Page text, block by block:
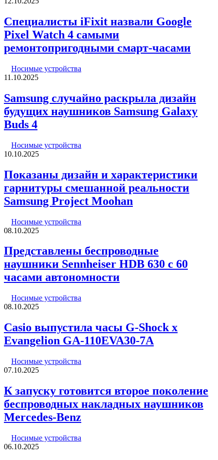
Специалисты iFixit назвали Google
Pixel Watch 4 самыми
ремонтопригодными смарт-часами
Носимые устройства
11.10.2025
Samsung случайно раскрыла дизайн
будущих наушников Samsung Galaxy
Buds 4
Носимые устройства
10.10.2025
Показаны дизайн и характеристики
гарнитуры смешанной реальности
Samsung Project Moohan
Носимые устройства
08.10.2025
Представлены беспроводные
наушники Sennheiser HDB 630 с 60
часами автономности
Носимые устройства
08.10.2025
Casio выпустила часы G-Shock x
Evangelion GA-110EVA30-7A
Носимые устройства
07.10.2025
К запуску готовится второе поколение
беспроводных накладных наушников
Mercedes-Benz
Носимые устройства
06.10.2025